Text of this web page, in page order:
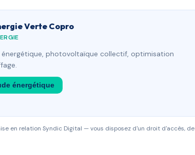
Verte Copro
photovoltaïque collectif, optimisation
énergétique
en relation Syndic Digital — vous disposez d'un droit d'accès, de